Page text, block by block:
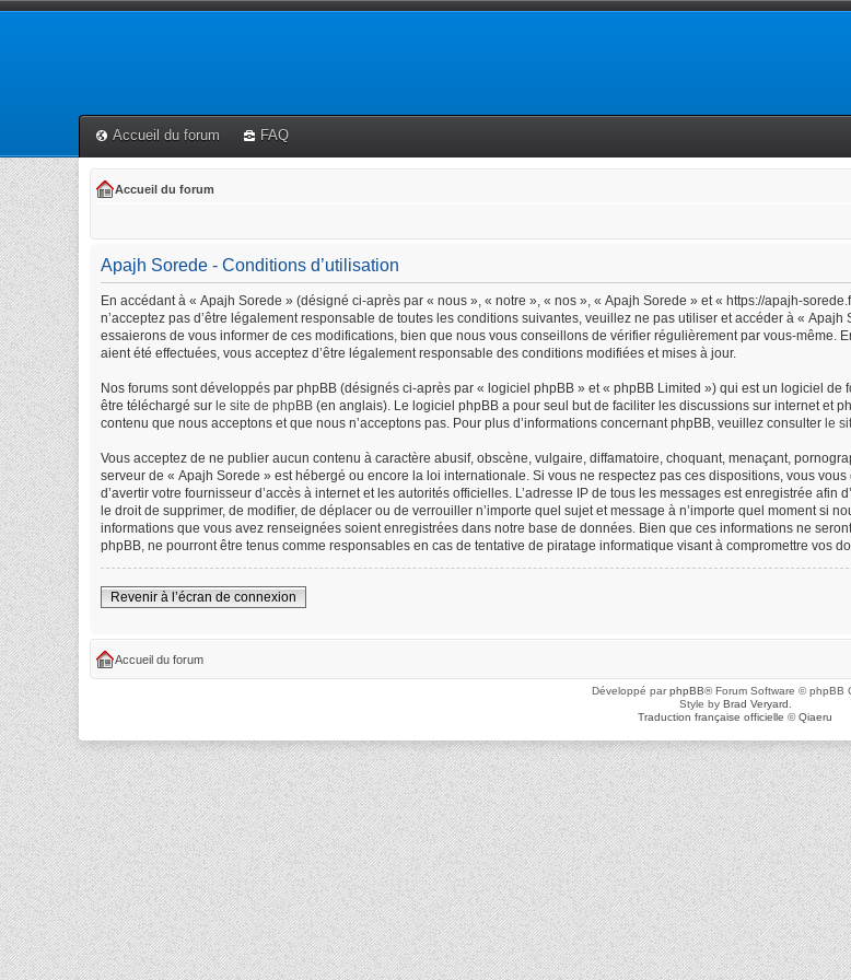
Accueil du forum FAQ
Accueil du forum
Apajh Sorede - Conditions d’utilisation
En accédant à « Apajh Sorede » (désigné ci-après par « nous », « notre », « nos », « Apajh Sorede » et « https://apajh-
n’acceptez pas d’être légalement responsable de toutes les conditions suivantes, veuillez ne pas utiliser et accéder à «
essaierons de vous informer de ces modifications, bien que nous vous conseillons de vérifier régulièrement par vous-même.
aient été effectuées, vous acceptez d’être légalement responsable des conditions modifiées et mises à jour.
Nos forums sont développés par phpBB (désignés ci-après par « logiciel phpBB » et « phpBB Limited ») qui est un logiciel de
être téléchargé sur le site de phpBB (en anglais). Le logiciel phpBB a pour seul but de faciliter les discussions sur internet et
contenu que nous acceptons et que nous n’acceptons pas. Pour plus d’informations concernant phpBB, veuillez consulter le
Vous acceptez de ne publier aucun contenu à caractère abusif, obscène, vulgaire, diffamatoire, choquant, menaçant,
serveur de « Apajh Sorede » est hébergé ou encore la loi internationale. Si vous ne respectez pas ces dispositions, vous
d’avertir votre fournisseur d’accès à internet et les autorités officielles. L’adresse IP de tous les messages est enregistrée
le droit de supprimer, de modifier, de déplacer ou de verrouiller n’importe quel sujet et message à n’importe quel moment si
informations que vous avez renseignées soient enregistrées dans notre base de données. Bien que ces informations ne
phpBB, ne pourront être tenus comme responsables en cas de tentative de piratage informatique visant à compromettre vos
Revenir à l’écran de connexion
Accueil du forum
Développé parphpBB® Forum Software © phpBB
Style by Brad Veryard
Traduction française officielle ©Qiaeru